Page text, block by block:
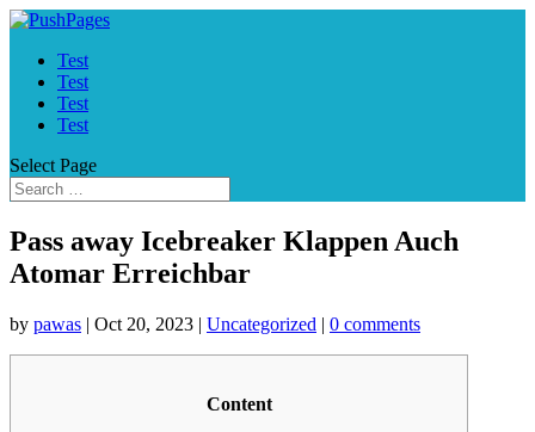
Test
Test
Test
Test
Select Page
Pass away Icebreaker Klappen Auch
Atomar Erreichbar
by pawas | Oct 20, 2023 | Uncategorized | 0 comments
Content